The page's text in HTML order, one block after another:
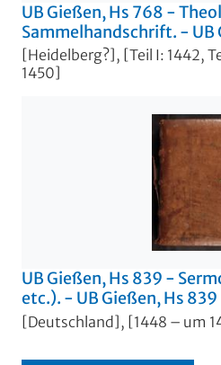
UB Gießen, Hs 768 -
Sammelhandschrift. - UB
[Heidelberg?], [Teil I: 1442,
1450]
UB Gießen, Hs 839 -
etc.). - UB Gießen, Hs 839
[Deutschland], [1448 – um